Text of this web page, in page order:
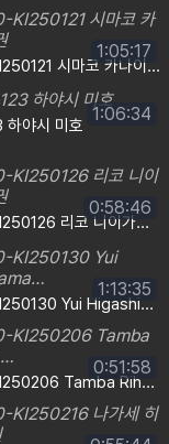
C0930-KI250121 시마코 카나이 44 권
1:05:17
야시 미호
1:06:34
C0930-KI250126 리코 니이가키 44 권
0:58:46
C0930-KI250130 Yui Higashiyama…
1:13:35
C0930-KI250206 Tamba Riho, 30 …
0:51:58